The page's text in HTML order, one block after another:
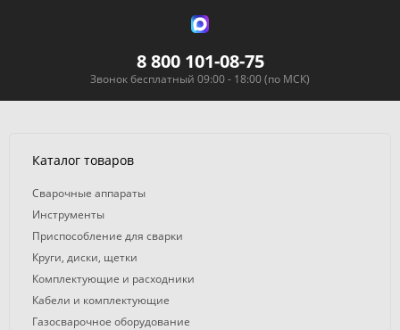
8 800 101-08-75
Звонок бесплатный 09:00 - 18:00 (по МСК)
Каталог товаров
Сварочные аппараты
Инструменты
Приспособление для сварки
Круги, диски, щетки
Комплектующие и расходники
Кабели и комплектующие
Газосварочное оборудование